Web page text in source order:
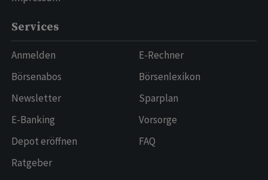
Services
Anmelden
Börsenabos
Newsletter
E-Banking
Depot eröffnen
Ratgeber
E-Rechner
Börsenlexikon
Sparplan
Vorsorge
FAQ